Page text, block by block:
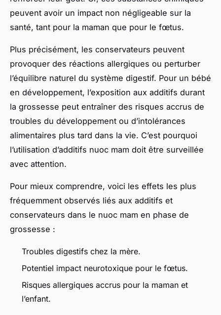
peuvent avoir un impact non négligeable sur la
santé, tant pour la maman que pour le fœtus.
Plus précisément, les conservateurs peuvent
provoquer des réactions allergiques ou perturber
l’équilibre naturel du système digestif. Pour un bébé
en développement, l’exposition aux additifs durant
la grossesse peut entraîner des risques accrus de
troubles du développement ou d’intolérances
alimentaires plus tard dans la vie. C’est pourquoi
l’utilisation d’additifs nuoc mam doit être surveillée
avec attention.
Pour mieux comprendre, voici les effets les plus
fréquemment observés liés aux additifs et
conservateurs dans le nuoc mam en phase de
grossesse :
Troubles digestifs chez la mère.
Potentiel impact neurotoxique pour le fœtus.
Risques allergiques accrus pour la maman et
l’enfant.